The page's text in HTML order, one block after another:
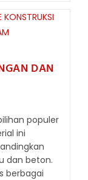
DAN
populer
ini
dan beton.
berbagai